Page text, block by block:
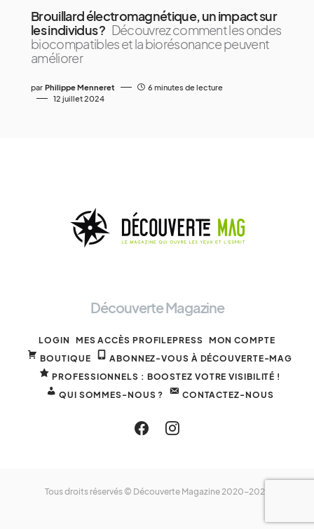
Brouillard électromagnétique, un impact sur
les individus ? Découvrez comment les ondes
biocompatibles et la biorésonance peuvent
améliorer
par Philippe Menneret
6 minutes de lecture
12 juillet 2024
Découverte Magazine
LOGIN MES ACCÈS PROFILEPRESS MON COMPTE
BOUTIQUE
ABONNEZ-VOUS À DÉCOUVERTE-MAG
PROFESSIONNELS : BOOSTEZ VOTRE VISIBILITÉ !
QUI SOMMES-NOUS ?
CONTACTEZ-NOUS
Tous droits réservés © Découverte Magazine 2020-2025